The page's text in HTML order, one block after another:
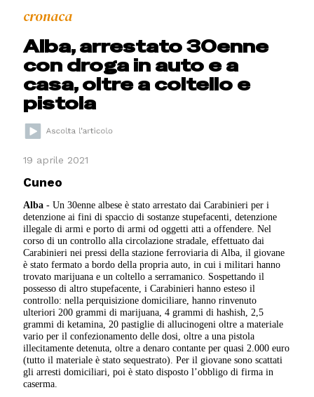
cronaca
Alba, arrestato 30enne
con droga in auto e a
casa, oltre a coltello e
pistola
19 aprile 2021
Cuneo
Alba - Un 30enne albese è stato arrestato dai Carabinieri per i
detenzione ai fini di spaccio di sostanze stupefacenti, detenzione
illegale di armi e porto di armi od oggetti atti a offendere. Nel
corso di un controllo alla circolazione stradale, effettuato dai
Carabinieri nei pressi della stazione ferroviaria di Alba, il giovane
è stato fermato a bordo della propria auto, in cui i militari hanno
trovato marijuana e un coltello a serramanico. Sospettando il
possesso di altro stupefacente, i Carabinieri hanno esteso il
controllo: nella perquisizione domiciliare, hanno rinvenuto
ulteriori 200 grammi di marijuana, 4 grammi di hashish, 2,5
grammi di ketamina, 20 pastiglie di allucinogeni oltre a materiale
vario per il confezionamento delle dosi, oltre a una pistola
illecitamente detenuta, oltre a denaro contante per quasi 2.000 euro
(tutto il materiale è stato sequestrato). Per il giovane sono scattati
gli arresti domiciliari, poi è stato disposto l’obbligo di firma in
caserma.